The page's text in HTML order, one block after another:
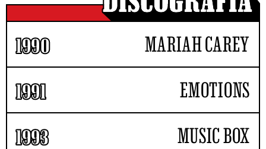
1990 MARIAH CAREY
1991 EMOTIONS
1993 MUSIC BOX